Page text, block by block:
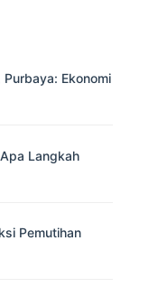
Ekonomi
Langkah
Pemutihan